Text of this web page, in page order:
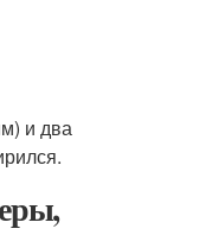
и два